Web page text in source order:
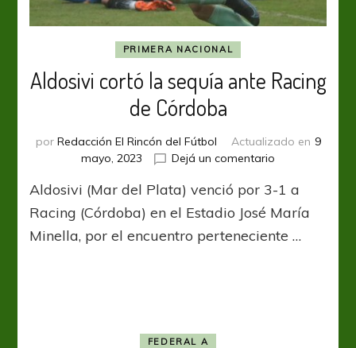
PRIMERA NACIONAL
Aldosivi cortó la sequía ante Racing
de Córdoba
por Redacción El Rincón del Fútbol Actualizado en 9
mayo, 2023
Dejá un comentario
cortó
la
ante
Aldosivi (Mar del Plata) venció por 3-1 a
Racing (Córdoba) en el Estadio José María
Minella, por el encuentro perteneciente …
FEDERAL A